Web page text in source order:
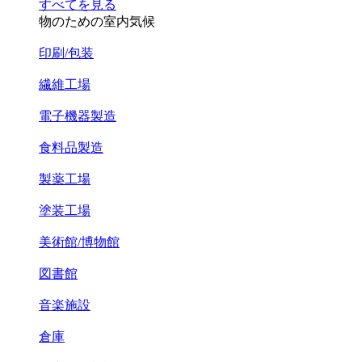
すべてを見る
物のための室内気候
印刷/包装
繊維工場
電子機器製造
食料品製造
製薬工場
塗装工場
美術館/博物館
図書館
音楽施設
倉庫